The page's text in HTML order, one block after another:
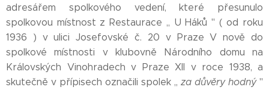
adresářem spolkového vedení, které přesunulo
spolkovou místnost z Restaurace ,, U Háků '' ( od roku
1936 ) v ulici Josefovské č. 20 v Praze V nově do
spolkové místnosti v klubovně Národního domu na
Královských Vinohradech v Praze XII v roce 1938, a
skutečně v přípisech označili spolek ,, za důvěry hodný''